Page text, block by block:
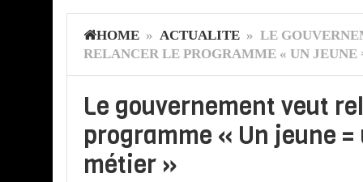
HOME » ACTUALITE » LE
RELANCER LE PROGRAMME « UN JEUNE
Le gouvernement veut
programme « Un jeune =
métier »